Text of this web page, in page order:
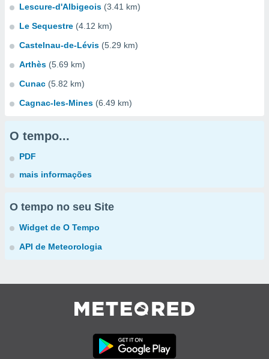
Lescure-d'Albigeois (3.41 km)
Le Sequestre (4.12 km)
Castelnau-de-Lévis (5.29 km)
Arthès (5.69 km)
Cunac (5.82 km)
Cagnac-les-Mines (6.49 km)
O tempo...
PDF
mais informações
O tempo no seu Site
Widget de O Tempo
API de Meteorologia